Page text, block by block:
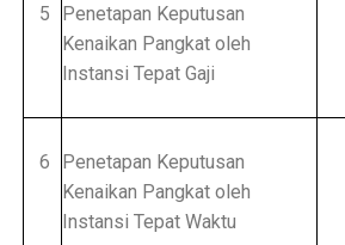
5
Penetapan Keputusan
Kenaikan Pangkat oleh
Instansi Tepat Gaji
6
Penetapan Keputusan
Kenaikan Pangkat oleh
Instansi Tepat Waktu